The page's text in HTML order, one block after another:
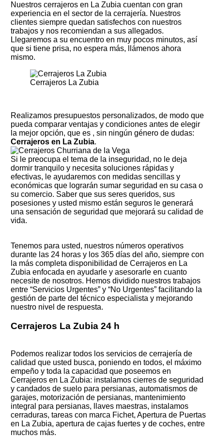
Nuestros cerrajeros en La Zubia cuentan con gran
experiencia en el sector de la cerrajería. Nuestros
clientes siempre quedan satisfechos con nuestros
trabajos y nos recomiendan a sus allegados.
Llegaremos a su encuentro en muy pocos minutos, así
que si tiene prisa, no espera más, llámenos ahora
mismo.
Cerrajeros La Zubia
Realizamos presupuestos personalizados, de modo que
pueda comparar ventajas y condiciones antes de elegir
la mejor opción, que es , sin ningún género de dudas:
Cerrajeros en La Zubia.
Si le preocupa el tema de la inseguridad, no le deja
dormir tranquilo y necesita soluciones rápidas y
efectivas, le ayudaremos con medidas sencillas y
económicas que lograrán sumar seguridad en su casa o
su comercio. Saber que sus seres queridos, sus
posesiones y usted mismo están seguros le generará
una sensación de seguridad que mejorará su calidad de
vida.
Tenemos para usted, nuestros números operativos
durante las 24 horas y los 365 días del año, siempre con
la más completa disponibilidad de Cerrajeros en La
Zubia enfocada en ayudarle y asesorarle en cuanto
necesite de nosotros. Hemos dividido nuestros trabajos
entre “Servicios Urgentes” y “No Urgentes” facilitando la
gestión de parte del técnico especialista y mejorando
nuestro nivel de respuesta.
Cerrajeros La Zubia 24 h
Podemos realizar todos los servicios de cerrajería de
calidad que usted busca, poniendo en todos, el máximo
empeño y toda la capacidad que poseemos en
Cerrajeros en La Zubia: instalamos cierres de seguridad
y candados de suelo para persianas, automatismos de
garajes, motorización de persianas, mantenimiento
integral para persianas, llaves maestras, instalamos
cerraduras, tareas con marca Fichet, Apertura de Puertas
en La Zubia, apertura de cajas fuertes y de coches, entre
muchos más.